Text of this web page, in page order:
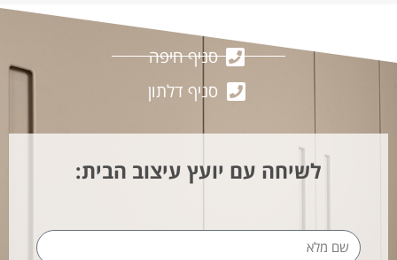
סניף חיפה
סניף דלתון
לשיחה עם יועץ עיצוב הבית: